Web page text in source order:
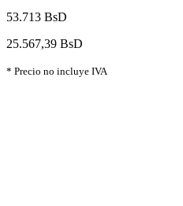
53.713 BsD
25.567,39 BsD
* Precio no incluye IVA